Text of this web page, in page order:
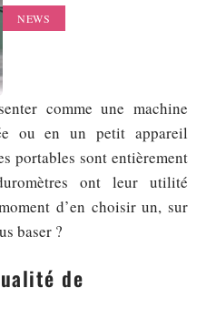
NEWS
comme une machine
ou en un petit appareil
portables sont entièrement
ont leur utilité
d’en choisir un, sur
baser ?
de